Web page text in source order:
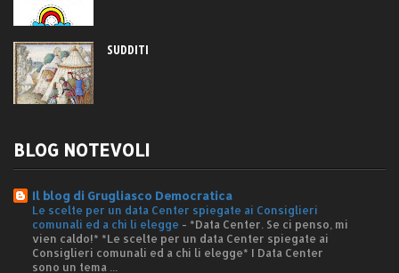
SUDDITI
BLOG NOTEVOLI
Il blog di Grugliasco Democratica
Le scelte per un data Center spiegate ai Consiglieri
comunali ed a chi li elegge - *Data Center. Se ci penso, mi
vien caldo!* *Le scelte per un data Center spiegate ai
Consiglieri comunali ed a chi li elegge* I Data Center
sono un tema ...